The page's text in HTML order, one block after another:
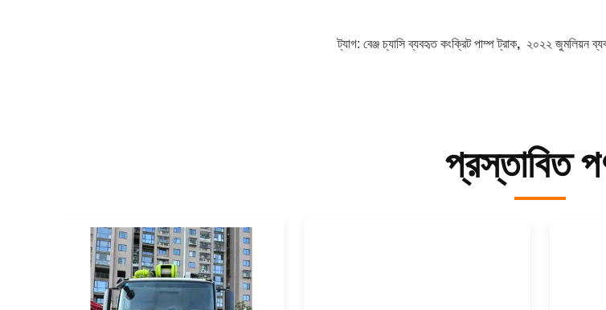
ট্যাগ: বেঞ্জ চ্যাসি ব্যবহৃত কংক্রিট পাম্প ট্রাক, ২০২২ জুমলিয়ন
প্রস্তাবিত